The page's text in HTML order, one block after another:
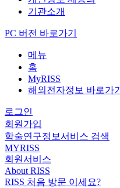
기관소개
PC 버전 바로가기
메뉴
홈
MyRISS
해외전자정보 바로가기
로그인
회원가입
학술연구정보서비스 검색
MYRISS
회원서비스
About RISS
RISS 처음 방문 이세요?